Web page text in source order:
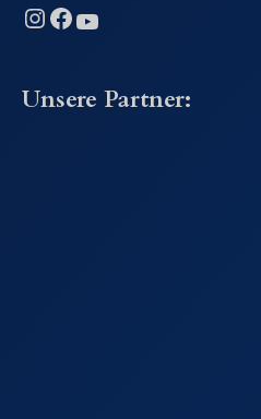
Instagram Facebook YouTube
Unsere Partner: